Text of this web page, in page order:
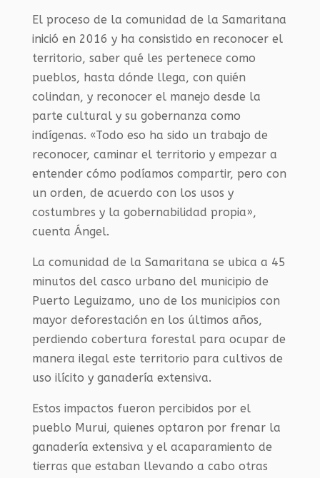
El proceso de la comunidad de la Samaritana
inició en 2016 y ha consistido en reconocer el
territorio, saber qué les pertenece como
pueblos, hasta dónde llega, con quién
colindan, y reconocer el manejo desde la
parte cultural y su gobernanza como
indígenas. «Todo eso ha sido un trabajo de
reconocer, caminar el territorio y empezar a
entender cómo podíamos compartir, pero con
un orden, de acuerdo con los usos y
costumbres y la gobernabilidad propia»,
cuenta Ángel.
La comunidad de la Samaritana se ubica a 45
minutos del casco urbano del municipio de
Puerto Leguizamo, uno de los municipios con
mayor deforestación en los últimos años,
perdiendo cobertura forestal para ocupar de
manera ilegal este territorio para cultivos de
uso ilícito y ganadería extensiva.
Estos impactos fueron percibidos por el
pueblo Murui, quienes optaron por frenar la
ganadería extensiva y el acaparamiento de
tierras que estaban llevando a cabo otras